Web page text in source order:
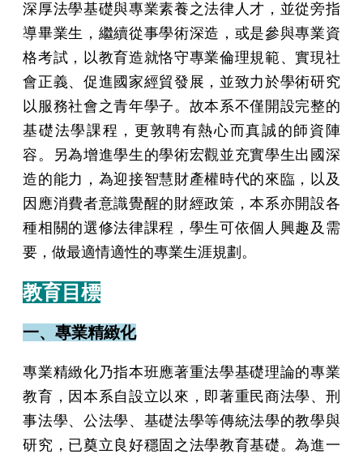
深厚法學基礎與專業素養之法律人才，並從旁指
導畢業生，繼續從事學術深造，或是參與專業資
格考試，以教育造就恪守專業倫理規範、實現社
會正義、促進國家經貿發展，並致力於學術研究
以服務社會之青年學子。故本系不僅開設完整的
基礎法學課程，更敦聘有熱心而真誠的師資陣
容。另為增進學生的學術宏觀並充實學生出國深
造的能力，為迎接智慧財產權時代的來臨，以及
因應消費者意識覺醒的財經政策，本系亦開設各
種相關的選修法律課程，學生可依個人興趣及需
要，做最適情適性的專業生涯規劃。​
教育目標
一、專業精緻化
專業精緻化乃指本班應著重法學基礎理論的專業
教育，因本系自設立以來，即著重民商法學、刑
事法學、公法學、基礎法學等傳統法學的教學與
研究，已奠立良好穩固之法學教育基礎。為進一